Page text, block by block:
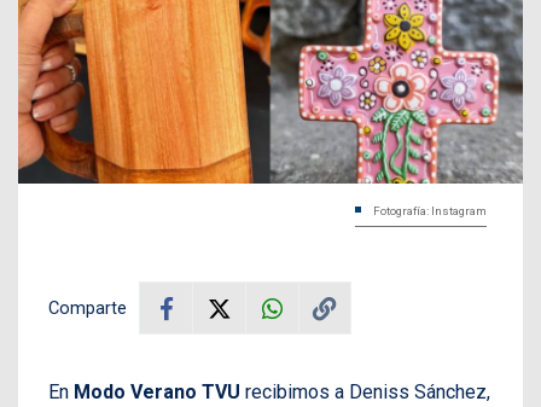
Fotografía: Instagram
Comparte
En Modo Verano TVU recibimos a Deniss Sánchez,